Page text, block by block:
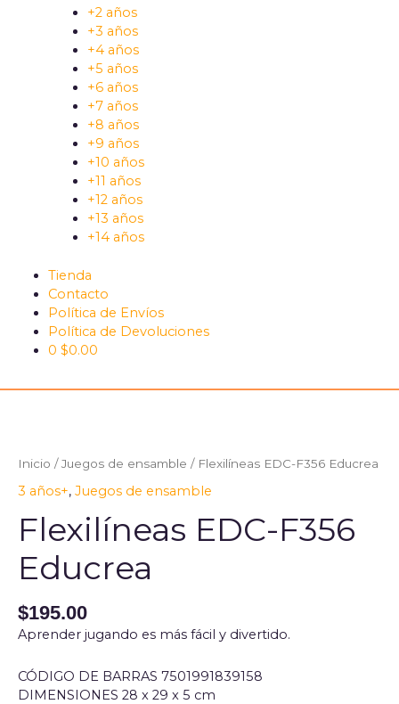
+2 años
+3 años
+4 años
+5 años
+6 años
+7 años
+8 años
+9 años
+10 años
+11 años
+12 años
+13 años
+14 años
Tienda
Contacto
Política de Envíos
Política de Devoluciones
0 $0.00
Inicio /Juegos de ensamble / Flexilíneas EDC-F356 Educrea
3 años+, Juegos de ensamble
Flexilíneas EDC-F356
Educrea
$195.00
Aprender jugando es más fácil y divertido.
CÓDIGO DE BARRAS 7501991839158
DIMENSIONES 28 x 29 x 5 cm
Educrea
cantidad